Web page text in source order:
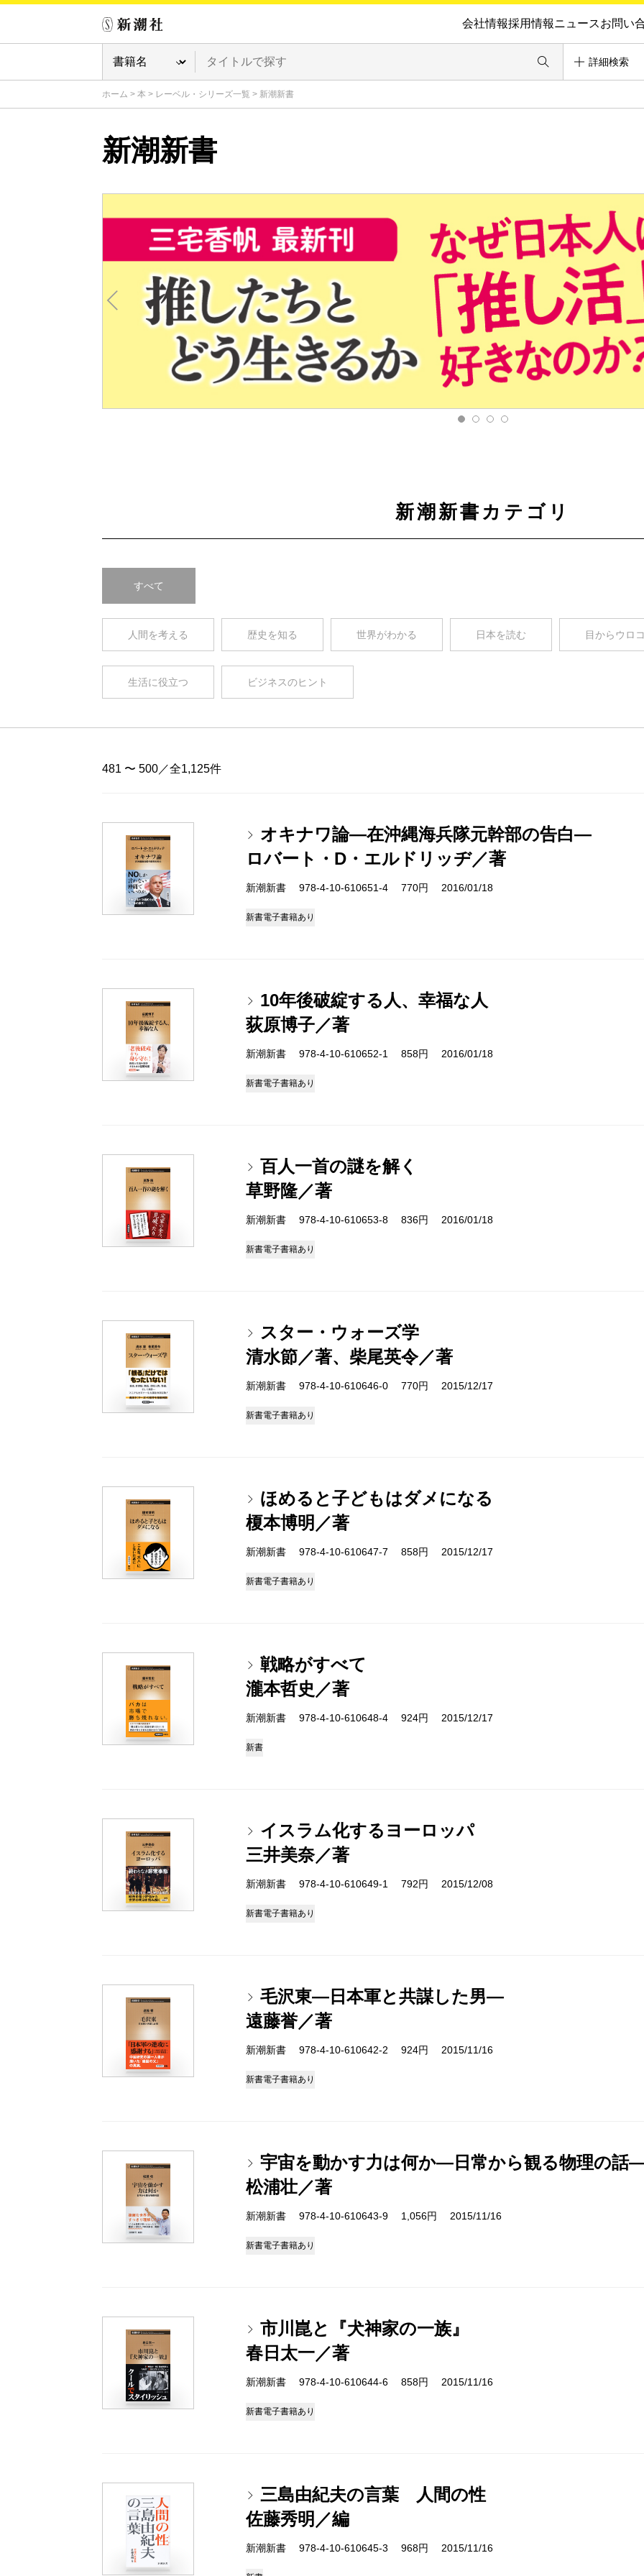
会社情報採用情報ニュースお問い
詳細検索
ホーム > 本 > レーベル・シリーズ一覧 > 新潮新書
新潮新書
新潮新書カテゴリ
すべて
人間を考える 歴史を知る 世界がわかる 日本を読む 目からウロコ
生活に役立つ ビジネスのヒント
481 〜 500／全1,125件
オキナワ論―在沖縄海兵隊元幹部の告白―
ロバート・D・エルドリッヂ／著
新潮新書 978-4-10-610651-4 770円 2016/01/18
新書電子書籍あり
10年後破綻する人、幸福な人
荻原博子／著
新潮新書 978-4-10-610652-1 858円 2016/01/18
新書電子書籍あり
百人一首の謎を解く
草野隆／著
新潮新書 978-4-10-610653-8 836円 2016/01/18
新書電子書籍あり
スター・ウォーズ学
清水節／著、柴尾英令／著
新潮新書 978-4-10-610646-0 770円 2015/12/17
新書電子書籍あり
ほめると子どもはダメになる
榎本博明／著
新潮新書 978-4-10-610647-7 858円 2015/12/17
新書電子書籍あり
戦略がすべて
瀧本哲史／著
新潮新書 978-4-10-610648-4 924円 2015/12/17
新書
イスラム化するヨーロッパ
三井美奈／著
新潮新書 978-4-10-610649-1 792円 2015/12/08
新書電子書籍あり
毛沢東―日本軍と共謀した男―
遠藤誉／著
新潮新書 978-4-10-610642-2 924円 2015/11/16
新書電子書籍あり
宇宙を動かす力は何か―日常から観る物理の話
松浦壮／著
新潮新書 978-4-10-610643-9 1,056円 2015/11/16
新書電子書籍あり
市川崑と『犬神家の一族』
春日太一／著
新潮新書 978-4-10-610644-6 858円 2015/11/16
新書電子書籍あり
三島由紀夫の言葉 人間の性
佐藤秀明／編
新潮新書 978-4-10-610645-3 968円 2015/11/16